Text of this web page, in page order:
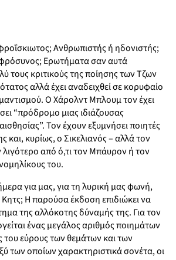
Ανθρωπιστής ή ηδονιστής;
Ερωτήματα σαν αυτά
τους κριτικούς της ποίησης των Τζων
αλλά έχει αναδειχθεί σε κορυφαίο
Ο Χάρολντ Μπλουμ τον έχει
“πρόδρομο μιας ιδιάζουσας
Τον έχουν εξυμνήσει ποιητές
κυρίως, ο Σικελιανός – αλλά τον
από ό,τι τον Μπάυρον ή τον
του.
για μας, για τη λυρική μας φωνή,
Η παρούσα έκδοση επιδιώκει να
της αλλόκοτης δύναμής της. Για τον
ένας μεγάλος αριθμός ποιημάτων
του εύρους των θεμάτων και των
των οποίων χαρακτηριστικά σονέτα, οι